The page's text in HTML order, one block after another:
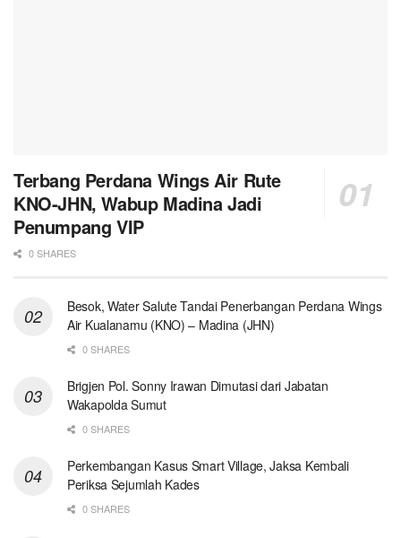
Terbang Perdana Wings Air Rute
KNO-JHN, Wabup Madina Jadi
Penumpang VIP
0 SHARES
Besok, Water Salute Tandai Penerbangan Perdana Wings
Air Kualanamu (KNO) – Madina (JHN)
0 SHARES
Brigjen Pol. Sonny Irawan Dimutasi dari Jabatan
Wakapolda Sumut
0 SHARES
Perkembangan Kasus Smart Village, Jaksa Kembali
Periksa Sejumlah Kades
0 SHARES